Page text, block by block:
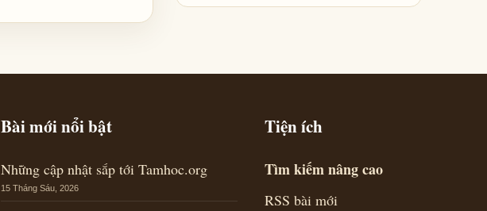
Bài mới nổi bật
Những cập nhật sắp tới Tamhoc.org
15 Tháng Sáu, 2026
Tiện ích
Tìm kiếm nâng cao
RSS bài mới